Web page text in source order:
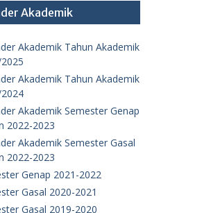
Akademik
Akademik Tahun Akademik
Akademik Tahun Akademik
Akademik Semester Genap
2022-2023
Akademik Semester Gasal
2022-2023
Genap 2021-2022
Gasal 2020-2021
Gasal 2019-2020